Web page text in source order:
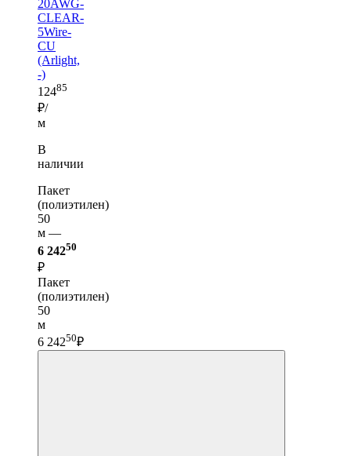
20AWG-
CLEAR-
5Wire-
CU
(Arlight,
-)
12485
₽/
м
В
наличии
Пакет
(полиэтилен)
50
м —
6 24250
₽
Пакет
(полиэтилен)
50
м
6 24250₽